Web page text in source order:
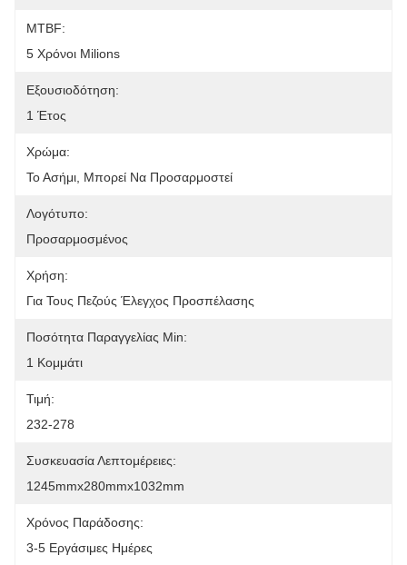
MTBF:
5 Χρόνοι Milions
Εξουσιοδότηση:
1 Έτος
Χρώμα:
Το Ασήμι, Μπορεί Να Προσαρμοστεί
Λογότυπο:
Προσαρμοσμένος
Χρήση:
Για Τους Πεζούς Έλεγχος Προσπέλασης
Ποσότητα Παραγγελίας Min:
1 Κομμάτι
Τιμή:
232-278
Συσκευασία Λεπτομέρειες:
1245mmx280mmx1032mm
Χρόνος Παράδοσης:
3-5 Εργάσιμες Ημέρες